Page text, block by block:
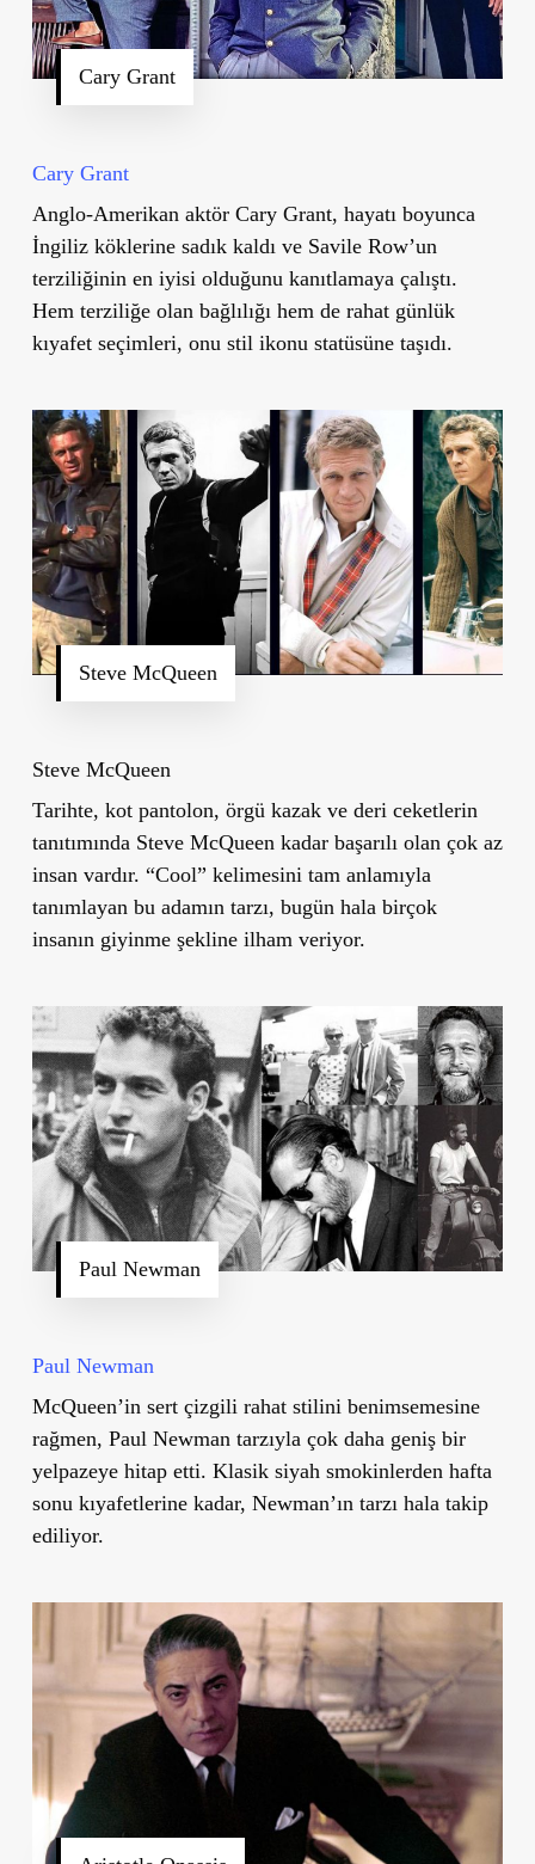
Cary Grant
Cary Grant
Anglo-Amerikan aktör Cary Grant, hayatı boyunca
İngiliz köklerine sadık kaldı ve Savile Row’un
terziliğinin en iyisi olduğunu kanıtlamaya çalıştı.
Hem terziliğe olan bağlılığı hem de rahat günlük
kıyafet seçimleri, onu stil ikonu statüsüne taşıdı.
Steve McQueen
Steve McQueen
Tarihte, kot pantolon, örgü kazak ve deri ceketlerin
tanıtımında Steve McQueen kadar başarılı olan çok az
insan vardır. “Cool” kelimesini tam anlamıyla
tanımlayan bu adamın tarzı, bugün hala birçok
insanın giyinme şekline ilham veriyor.
Paul Newman
Paul Newman
McQueen’in sert çizgili rahat stilini benimsemesine
rağmen, Paul Newman tarzıyla çok daha geniş bir
yelpazeye hitap etti. Klasik siyah smokinlerden hafta
sonu kıyafetlerine kadar, Newman’ın tarzı hala takip
ediliyor.